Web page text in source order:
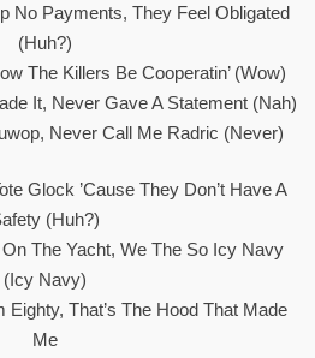
No Payments, They Feel Obligated
(Huh?)
The Killers Be Cooperatin’ (Wow)
It, Never Gave A Statement (Nah)
Never Call Me Radric (Never)
Glock ’cause They Don’t Have A
(Huh?)
The Yacht, We The So Icy Navy
(Icy Navy)
Eighty, That’s The Hood That Made
Me